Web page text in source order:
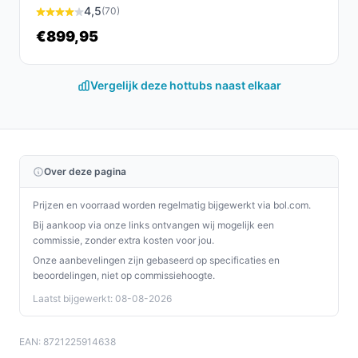
filterpomp aan op netstroom. Vul daarna met water tot
het gewenste niveau.
Concrete checks voordat je begint:
Controleer in de handleiding of de
stroomnet bij jou thuis (spanningsvereisten).
Controleer in de productspecificaties de echte
waterinhoud en afmetingen (titel vermeldt 420
klopt).
Specificaties in mensentaal
Kleur (Wit):het bad heeft een witte buitenkleur,
relevant voor uiterlijk en plaatsing in tuin of op
terras.
Voedingstype (Netstroom):
4,5(70)
€899,95
Vergelijk deze hottubs naast elkaar
Over deze pagina
Prijzen en voorraad worden regelmatig bijgewerkt via bol.com.
Bij aankoop via onze links ontvangen wij mogelijk een
commissie, zonder extra kosten voor jou.
Onze aanbevelingen zijn gebaseerd op specificaties en
beoordelingen, niet op commissiehoogte.
Laatst bijgewerkt: 08-08-2026
EAN: 8721225914638